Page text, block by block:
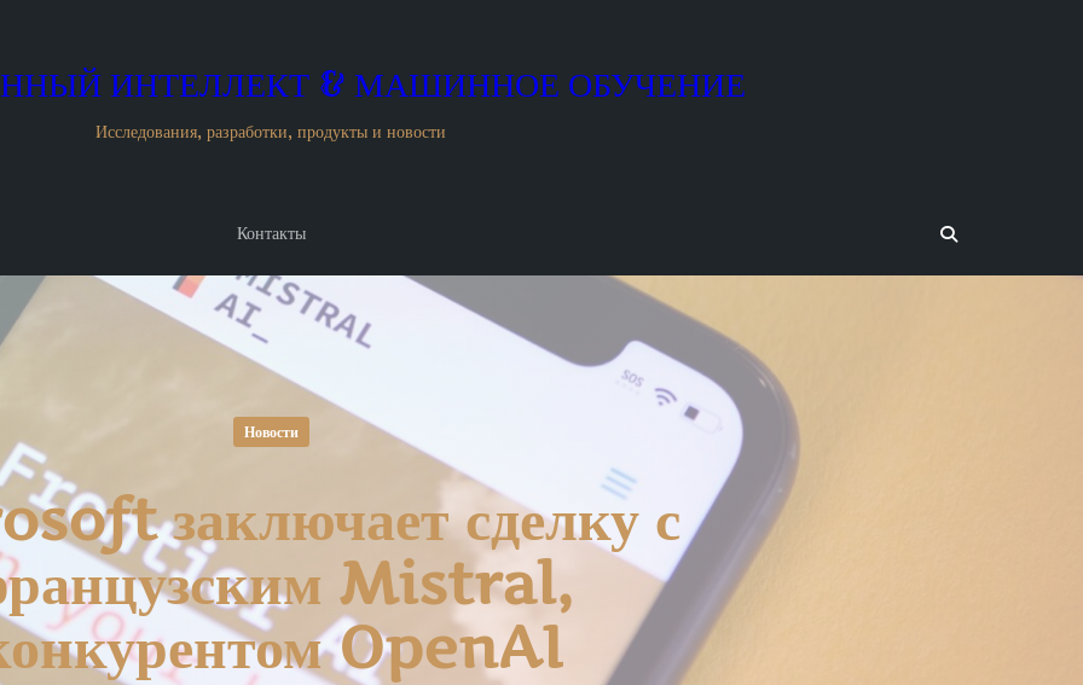
ИНТЕЛЛЕКТ & МАШИННОЕ ОБУЧЕНИЕ
Исследования, разработки, продукты и новости
Контакты
Новости
заключает сделку с
Mistral,
OpenAI